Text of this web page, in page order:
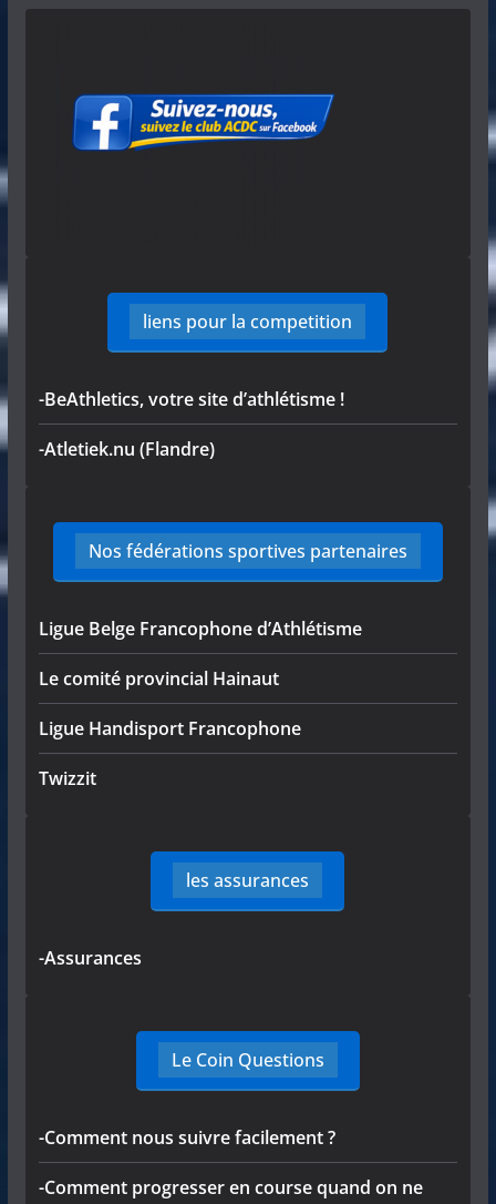
liens pour la competition
-BeAthletics, votre site d’athlétisme !
-Atletiek.nu (Flandre)
Nos fédérations sportives partenaires
Ligue Belge Francophone d’Athlétisme
Le comité provincial Hainaut
Ligue Handisport Francophone
Twizzit
les assurances
-Assurances
Le Coin Questions
-Comment nous suivre facilement ?
-Comment progresser en course quand on ne